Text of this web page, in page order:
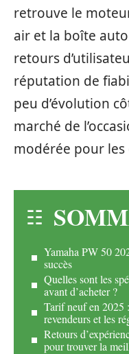
retrouve le
air et la boîte
retours
réputation de
peu d’évolution
marché de
modérée pour
Yamaha PW 50
succès
Quelles sont les
avant d’acheter ?
Tarif neuf en 2025
revendeurs et les
Retours
pour trouver la